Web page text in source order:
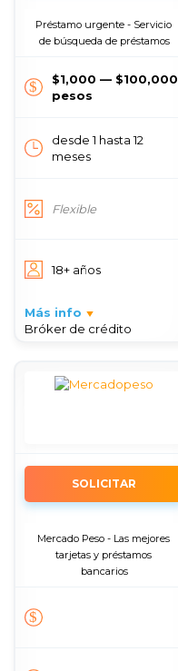
Préstamo urgente - Servicio
de búsqueda de préstamos
$1,000 — $100,000
pesos
desde 1 hasta 12
meses
Flexible
18+ años
Más info
Bróker de crédito
SOLICITAR
Mercado Peso - Las mejores
tarjetas y préstamos
bancarios